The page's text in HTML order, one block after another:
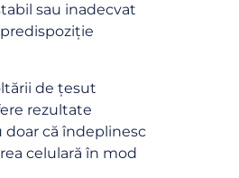
sau inadecvat
de țesut
rezultate
doar că îndeplinesc
celulară în mod